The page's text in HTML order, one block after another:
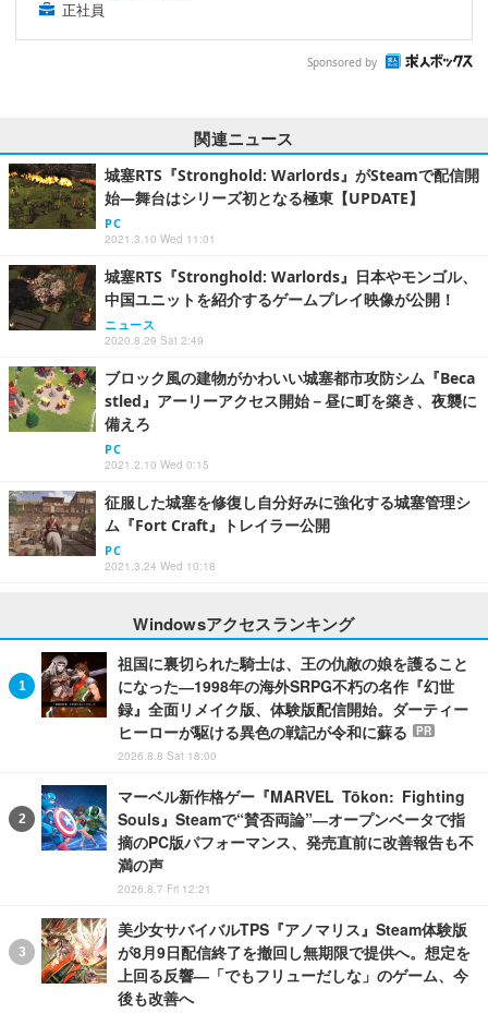
正社員
Sponsored by
関連ニュース
城塞RTS『Stronghold: Warlords』がSteamで配信開
始―舞台はシリーズ初となる極東【UPDATE】
PC
2021.3.10 Wed 11:01
城塞RTS『Stronghold: Warlords』日本やモンゴル、
中国ユニットを紹介するゲームプレイ映像が公開！
ニュース
2020.8.29 Sat 2:49
ブロック風の建物がかわいい城塞都市攻防シム『Beca
stled』アーリーアクセス開始－昼に町を築き、夜襲に
備えろ
PC
2021.2.10 Wed 0:15
征服した城塞を修復し自分好みに強化する城塞管理シ
ム『Fort Craft』トレイラー公開
PC
2021.3.24 Wed 10:18
Windowsアクセスランキング
祖国に裏切られた騎士は、王の仇敵の娘を護ること
になった―1998年の海外SRPG不朽の名作『幻世
録』全面リメイク版、体験版配信開始。ダーティー
ヒーローが駆ける異色の戦記が令和に蘇る
PR
2026.8.8 Sat 18:00
マーベル新作格ゲー『MARVEL Tōkon: Fighting
Souls』Steamで“賛否両論”―オープンベータで指
摘のPC版パフォーマンス、発売直前に改善報告も不
満の声
2026.8.7 Fri 12:21
美少女サバイバルTPS『アノマリス』Steam体験版
が8月9日配信終了を撤回し無期限で提供へ。想定を
上回る反響―「でもフリューだしな」のゲーム、今
後も改善へ